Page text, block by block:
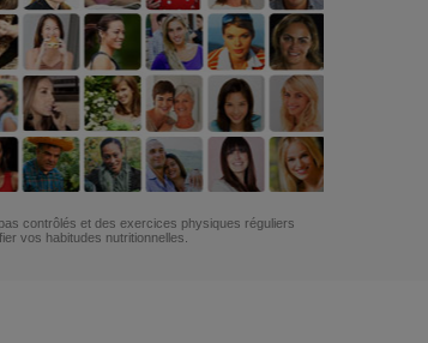
contrôlés et des exercices physiques réguliers
vos habitudes nutritionnelles.